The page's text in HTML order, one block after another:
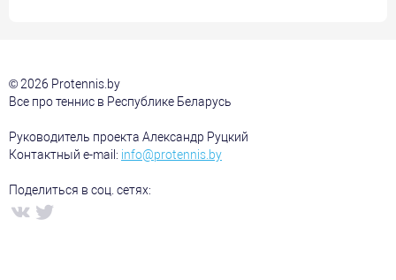
© 2026 Protennis.by
Все про теннис в Республике Беларусь
Руководитель проекта Александр Руцкий
Контактный e-mail: info@protennis.by
Поделиться в соц. сетях: